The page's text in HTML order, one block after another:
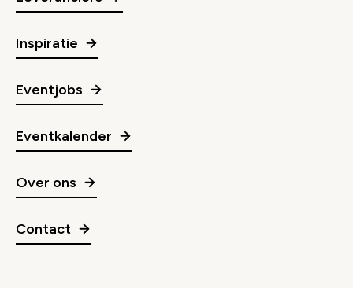
Inspiratie
Eventjobs
Eventkalender
Over ons
Contact